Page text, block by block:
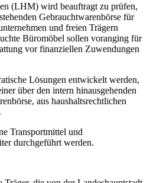
(LHM) wird beauftragt zu prüfen,
Gebrauchtwarenbörse für
und freien Trägern
Büromöbel sollen voranging für
vor finanziellen Zuwendungen
Lösungen entwickelt werden,
über den intern hinausgehenden
aus haushaltsrechtlichen
Transportmittel und
durchgeführt werden.